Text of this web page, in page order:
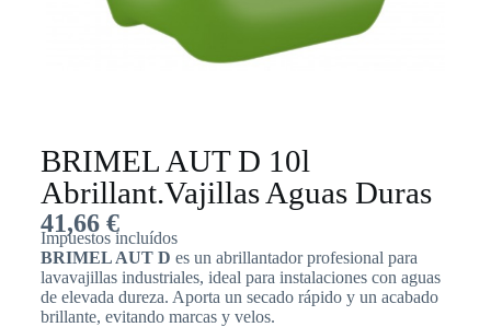
BRIMEL AUT D 10l
Abrillant.Vajillas Aguas Duras
41,66 €
Impuestos incluídos
BRIMEL AUT D es un abrillantador profesional para
lavavajillas industriales, ideal para instalaciones con aguas
de elevada dureza. Aporta un secado rápido y un acabado
brillante, evitando marcas y velos.